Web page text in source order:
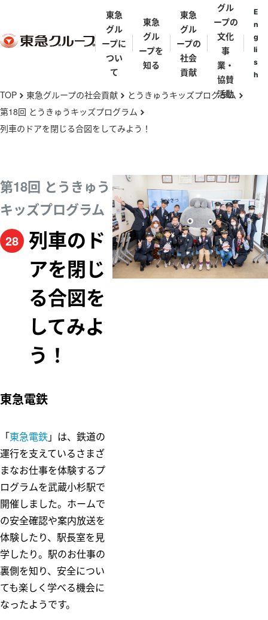
メ
イ
ン
テ
ン
ツ
に
移
東急
グル
ープに
つい
て
東急グルー
東急グルー
東急グルー
プの事業
東急グルー
プ会社・団
体一覧
東急グルー
プパンフレ
ット
東急
グル
ープを
知る
東急グルー
渋沢栄一・矢
野恒太・小林
五島慶太
街と東急グ
田園調布
渋谷
伊豆
多摩田園都市
東急
グル
ープの
社会
貢献
五島育英会
亜細亜学園
五島美術館
東急財団
東急病院
とうきゅうキ
ッズプログラ
東急ミュージ
カルプログラ
ム
WE DO EC
東急会
グル
ープの
文化
事
業・
協賛
活動
E
n
g
li
s
h
TOP chevron_right 東急グループの社会貢献 chevron_right とうきゅうキッズプログラム chevron_right
第18回 とうきゅうキッズプログラム chevron_right
列車のドアを閉じる合図をしてみよう！
第18回 とうきゅう
キッズプログラム
28 列車のド
アを閉じ
る合図を
してみよ
う！
東急電鉄
「東急電鉄」は、鉄道の
運行を支えているさまざ
まなお仕事を体験するプ
ログラムを武蔵小杉駅で
開催しました。ホームで
の安全確認や案内放送を
体験したり、駅長室を見
学したり。駅のお仕事の
裏側を知り、安全につい
ても楽しく学べる機会に
なったようです。